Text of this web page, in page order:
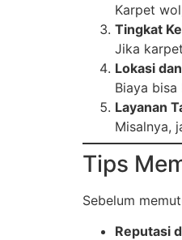
Karpet
Tingkat
Jika
Lokasi
Biaya
Layanan
Misalnya,
Tips
Sebelum
Reputasi